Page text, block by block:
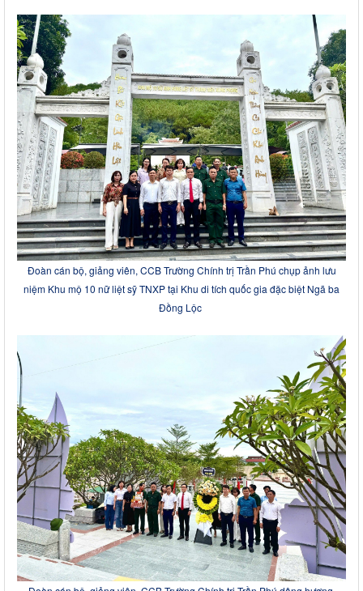
Đoàn cán bộ, giảng viên, CCB Trường Chính trị Trần Phú chụp ảnh lưu
niệm Khu mộ 10 nữ liệt sỹ TNXP tại Khu di tích quốc gia đặc biệt Ngã ba
Đồng Lộc